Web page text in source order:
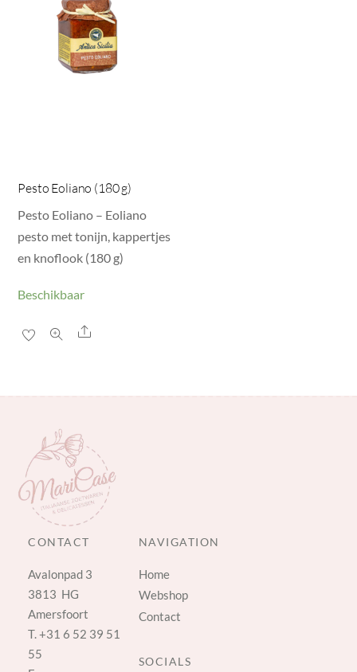
Pesto Eoliano (180 g)
Pesto Eoliano – Eoliano
pesto met tonijn, kappertjes
en knoflook (180 g)
Beschikbaar
Share
CONTACT
Avalonpad 3
3813 HG
Amersfoort
T.+31 6 52 39 51
55
NAVIGATION
Home
Webshop
Contact
SOCIALS